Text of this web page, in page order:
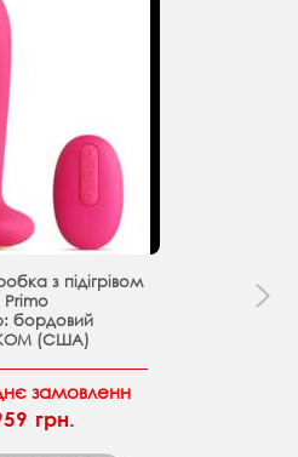
з підігрівом
Primo
бордовий
(США)
замовленн
грн.